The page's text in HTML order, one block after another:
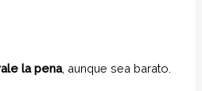
la pena, aunque sea barato.